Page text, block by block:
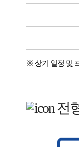
※ 상기 일정 및
전